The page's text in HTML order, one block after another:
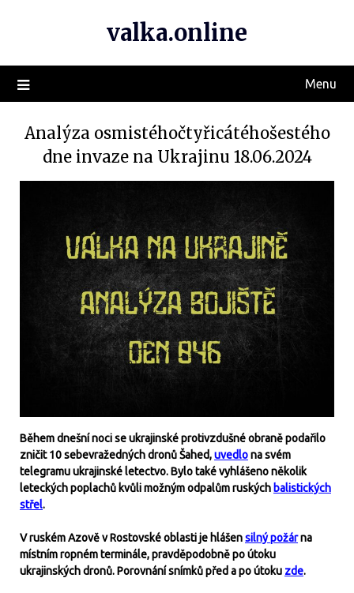
valka.online
Menu
Analýza osmistéhočtyřicátéhošestého
dne invaze na Ukrajinu 18.06.2024
Během dnešní noci se ukrajinské protivzdušné obraně podařilo
zničit 10 sebevražedných dronů Šahed,uvedlona svém
telegramu ukrajinské letectvo. Bylo také vyhlášeno několik
leteckých poplachů kvůli možným odpalům ruských balistických
střel.
V ruském Azově v Rostovské oblasti je hlášensilný požárna
místním ropném terminále, pravděpodobně po útoku
ukrajinských dronů. Porovnání snímků před a po útoku zde.